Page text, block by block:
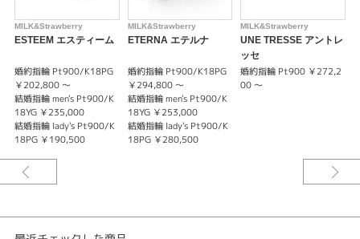
紹介文
【La trinite】 ラ・トリニーテ －三位一体－
出会った頃の気持ちを永遠に何十年たってもふたりで幸せな気持ちになれる
「魔法のリング」星の数ほどある出会いの中から最愛の人と出会いこれから
の新しい時代を歩き出すおふたりへ。
いつまでも 出会った頃の気持ちを忘れずにいてほしい と「運命の象徴」ピ
ンクダイヤに想いを込めて。
けがえのない大切なリングとなりますように幸せな日々が訪れますようにと
MILK&Strawberry
ESTEEM エスティーム
婚約指輪 Pt900/K18PG
￥202,800 ～
結婚指輪 men's Pt900/K
18YG ￥235,000
結婚指輪 lady's Pt900/K
18PG ￥190,500
MILK&Strawberry
ETERNA エテルナ
婚約指輪 Pt900/K18PG
￥294,800 ～
結婚指輪 men's Pt900/K
18YG ￥253,000
結婚指輪 lady's Pt900/K
18PG ￥280,500
MILK&Strawberry
UNE TRESSE アントレ
ッセ
婚約指輪 Pt900 ￥272,2
00 ～